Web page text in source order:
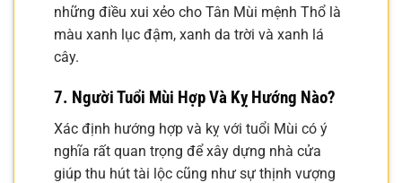
những điều xui xẻo cho Tân Mùi mệnh Thổ là
màu xanh lục đậm, xanh da trời và xanh lá
cây.
7. Người Tuổi Mùi Hợp Và Kỵ Hướng Nào?
Xác định hướng hợp và kỵ với tuổi Mùi có ý
nghĩa rất quan trọng để xây dựng nhà cửa
giúp thu hút tài lộc cũng như sự thịnh vượng